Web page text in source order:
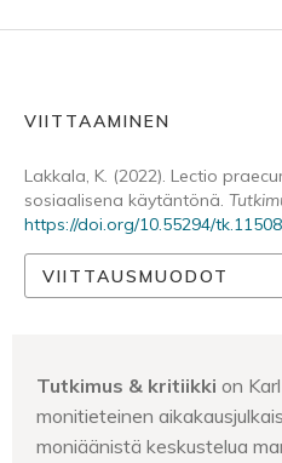
VIITTAAMINEN
Lakkala, K. (2022). Lectio
sosiaalisena käytäntönä.
https://doi.org/10.55294/
VIITTAUSMUODOT
Tutkimus & kritiikki on
monitieteinen
moniäänistä keskustelua